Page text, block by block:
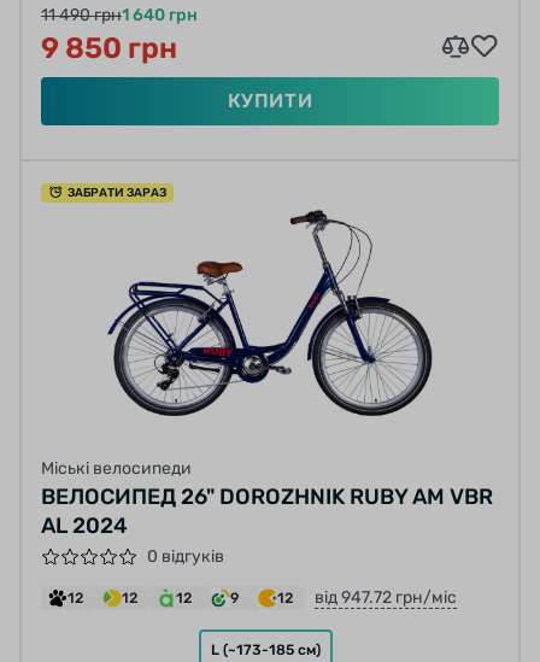
11 490 грн1 640 грн
9 850 грн
КУПИТИ
ЗАБРАТИ ЗАРАЗ
Міські велосипеди
ВЕЛОСИПЕД 26" DOROZHNIK RUBY AM VBR
AL 2024
0 відгуків
12 12 12 9 12 від 947.72 грн/міс
L (~173-185 см)